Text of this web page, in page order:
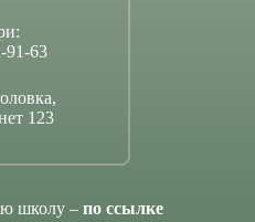
91-63
123
школу –по ссылке